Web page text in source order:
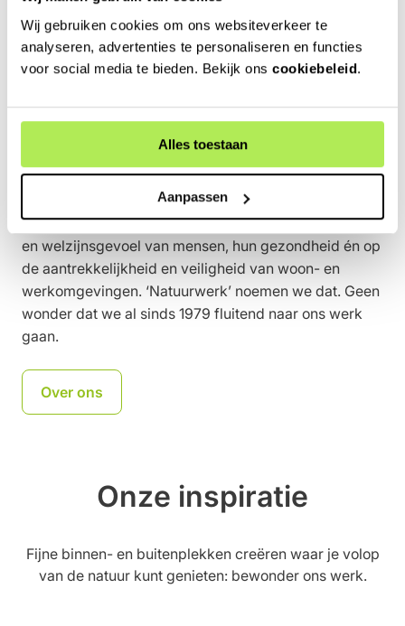
Wij gebruiken cookies om ons websiteverkeer te
analyseren, advertenties te personaliseren en functies
voor social media te bieden. Bekijk ons cookiebeleid.
Alles toestaan
Aanpassen
Over Snoek Puur Groen
Ons werk heeft impact op de natuur én op het geluks-
en welzijnsgevoel van mensen, hun gezondheid én op
de aantrekkelijkheid en veiligheid van woon- en
werkomgevingen. ‘Natuurwerk’ noemen we dat. Geen
wonder dat we al sinds 1979 fluitend naar ons werk
gaan.
Over ons
Onze inspiratie
Fijne binnen- en buitenplekken creëren waar je volop
van de natuur kunt genieten: bewonder ons werk.